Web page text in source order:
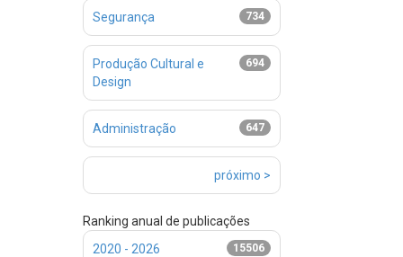
734
Segurança
694
Produção Cultural e
Design
647
Administração
próximo >
Ranking anual de publicações
15506
2020 - 2026